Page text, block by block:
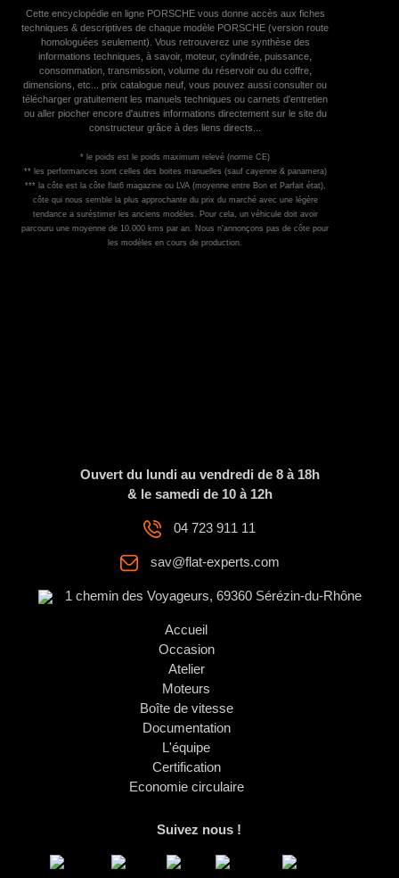
Cette encyclopédie en ligne PORSCHE vous donne accès aux fiches
techniques & descriptives de chaque modèle PORSCHE (version route
homologuées seulement). Vous retrouverez une synthèse des
informations techniques, à savoir, moteur, cylindrée, puissance,
consommation, transmission, volume du réservoir ou du coffre,
dimensions, etc... prix catalogue neuf, vous pouvez aussi consulter ou
télécharger gratuitement les manuels techniques ou carnets d'entretien
ou aller piocher encore d'autres informations directement sur le site du
constructeur grâce à des liens directs...
* le poids est le poids maximum relevé (norme CE)
** les performances sont celles des boites manuelles (sauf cayenne & panamera)
*** la côte est la côte flat6 magazine ou LVA (moyenne entre Bon et Parfait état),
côte qui nous semble la plus approchante du prix du marché avec une légère
tendance a suréstimer les anciens modèles. Pour cela, un véhicule doit avoir
parcouru une moyenne de 10.000 kms par an. Nous n'annonçons pas de côte pour
les modèles en cours de production.
Ouvert du lundi au vendredi de 8 à 18h
& le samedi de 10 à 12h
04 723 911 11
sav@flat-experts.com
1 chemin des Voyageurs, 69360 Sérézin-du-Rhône
Accueil
Occasion
Atelier
Moteurs
Boîte de vitesse
Documentation
L'équipe
Certification
Economie circulaire
Suivez nous !